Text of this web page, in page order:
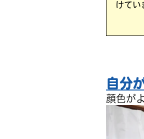
けてい
自分
顔色が